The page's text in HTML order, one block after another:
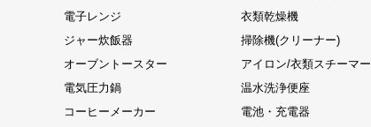
電子レンジ
ジャー炊飯器
オーブントースター
電気圧力鍋
コーヒーメーカー
衣類乾燥機
掃除機(クリーナー)
アイロン/衣類スチーマー
温水洗浄便座
電池・充電器